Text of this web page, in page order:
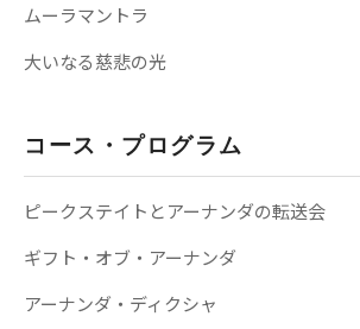
ムーラマントラ
大いなる慈悲の光
コース・プログラム
ピークステイトとアーナンダの転送会
ギフト・オブ・アーナンダ
アーナンダ・ディクシャ